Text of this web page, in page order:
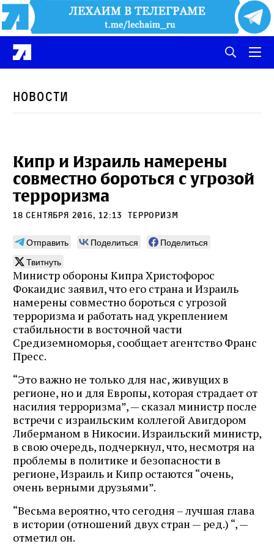
Новости
Кипр и Израиль намерены
совместно бороться с угрозой
терроризма
18 сентября 2016, 12:13 терроризм
Отправить Поделиться
Поделиться
Твитнуть
Министр обороны Кипра Христофорос
Фокаидис заявил, что его страна и Израиль
намерены совместно бороться с угрозой
терроризма и работать над укреплением
стабильности в восточной части
Средиземноморья, сообщает агентство Франс
Пресс.
“Это важно не только для нас, живущих в
регионе, но и для Европы, которая страдает от
насилия терроризма”, — сказал министр после
встречи с израильским коллегой Авигдором
Либерманом в Никосии. Израильский министр,
в свою очередь, подчеркнул, что, несмотря на
проблемы в политике и безопасности в
регионе, Израиль и Кипр остаются “очень,
очень верными друзьями”.
“Весьма вероятно, что сегодня – лучшая глава
в истории (отношений двух стран — ред.) “, —
отметил он.